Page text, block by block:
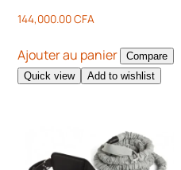
144,000.00CFA
Ajouter au panier
Compare
Quick view
Add to wishlist